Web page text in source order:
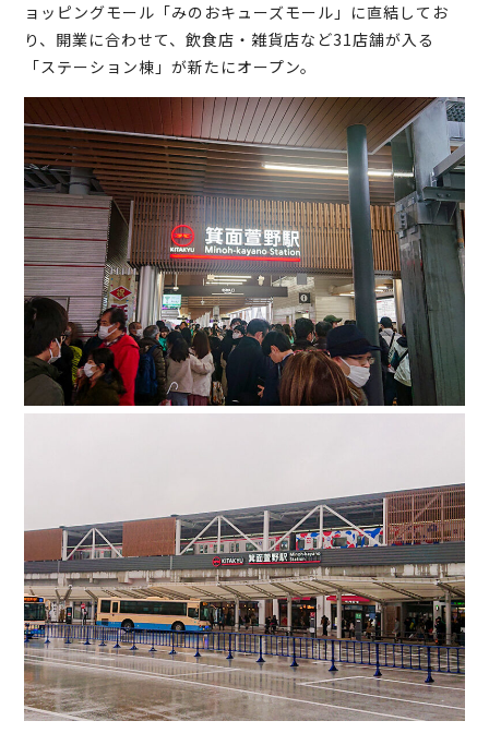
ョッピングモール「みのおキューズモール」に直結してお
り、開業に合わせて、飲食店・雑貨店など31店舗が入る
「ステーション棟」が新たにオープン。